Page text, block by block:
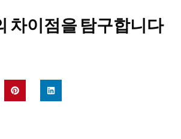
차이점을 탐구합니다